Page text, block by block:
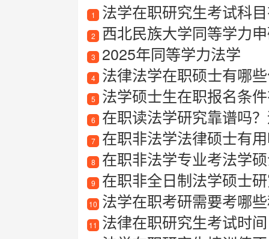
1 法学在职研究生考试科
2 西北民族大学同等学力
3 2025年同等学力法学
4 法律法学在职硕士有哪
5 法学硕士生在职报名条
6 在职读法学研究靠谱吗
7 在职非法学法律硕士有
8 在职非法学专业考法学
9 在职非全日制法学硕士
10 法学在职考研需要考哪
11 法律在职研究生考试时间